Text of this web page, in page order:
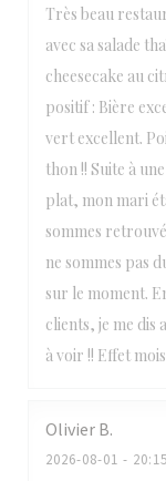
Très beau
avec sa salade
cheesecake au
positif : Bière
vert excellent.
thon !! Suite à
plat, mon mari
sommes
ne sommes pas
sur le moment.
clients, je me dis
à voir !! Effet
Olivier B
2026-08-01 -